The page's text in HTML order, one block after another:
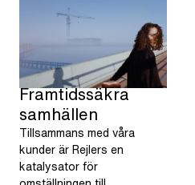
Framtidssäkra
samhällen
Tillsammans med våra
kunder är Rejlers en
katalysator för